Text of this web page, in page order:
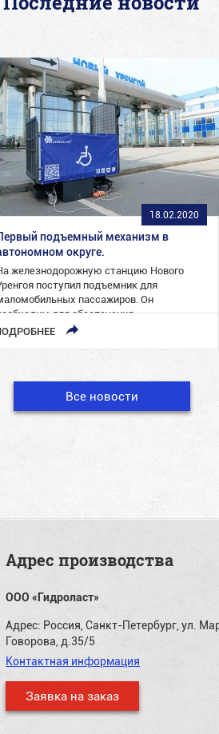
18.02.2020
подъемный механизм в
округе.
железнодорожную станцию Нового
поступил подъемник для
пассажиров. Он
для обеспечения
посадки и высадки
инвалидов-колясочников в…
Все новости
Адрес производства
ООО «Гидроласт»
Адрес: Россия, Санкт-Петербург, ул.
Говорова, д.35/5
Контактная информация
Заявка на заказ